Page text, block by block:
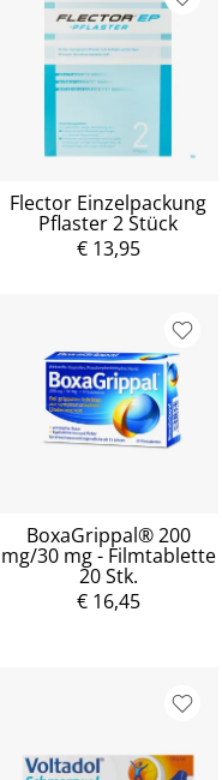
Flector Einzelpackung
Pflaster 2 Stück
€ 13,95
BoxaGrippal® 200
mg/30 mg - Filmtablette
20 Stk.
€ 16,45